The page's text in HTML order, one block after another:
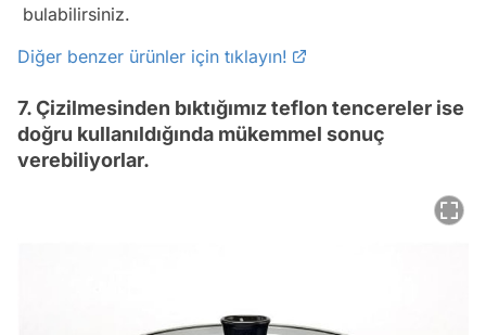
bulabilirsiniz.
Diğer benzer ürünler için tıklayın!
7. Çizilmesinden bıktığımız teflon tencereler ise
doğru kullanıldığında mükemmel sonuç
verebiliyorlar.